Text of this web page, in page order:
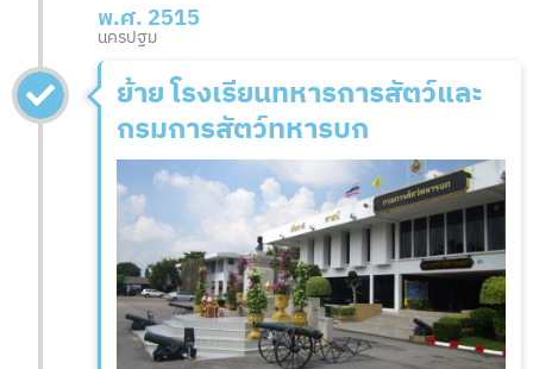
พ.ศ. 2515
นครปฐม
ย้าย โรงเรียนทหารการสัตว์และ
กรมการสัตว์ทหารบก